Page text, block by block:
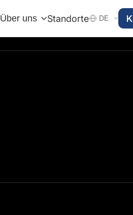
Über uns Standorte DE